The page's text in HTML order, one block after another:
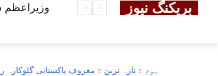
بریکنگ نیوز وزیراعظم
ہوم تازہ ترین معروف پاکستانی گلوکارہ